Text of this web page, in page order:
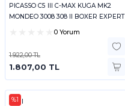
PICASSO C5 III C-MAX KUGA MK2
MONDEO 3008 308 II BOXER EXPERT
0 Yorum
1.922,00 TL
1.807,00 TL
%1
FEBI